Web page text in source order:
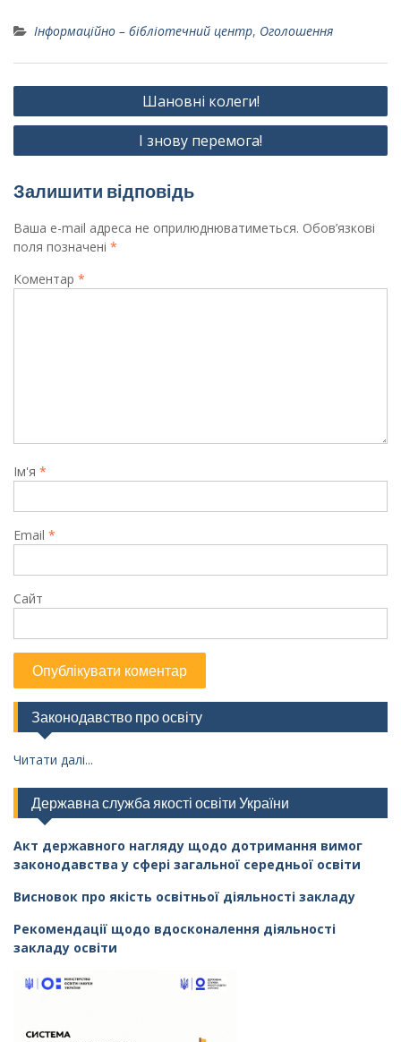
Інформаційно – бібліотечний центр, Оголошення
Навігація
записів
Шановні колеги!
І знову перемога!
Залишити відповідь
Ваша e-mail адреса не оприлюднюватиметься. Обов’язкові
поля позначені *
Коментар *
Ім'я *
Email *
Сайт
Законодавство про освіту
Читати далі...
Державна служба якості освіти України
Акт державного нагляду щодо дотримання вимог
законодавства у сфері загальної середньої освіти
Висновок про якість освітньої діяльності закладу
Рекомендації щодо вдосконалення діяльності
закладу освіти